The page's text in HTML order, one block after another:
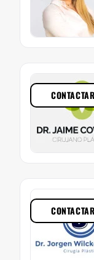
CONTACTAR
CONTACTAR